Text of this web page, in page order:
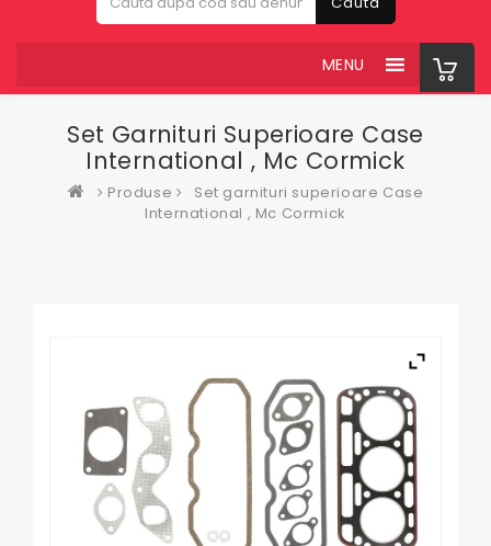
MENU
Set Garnituri Superioare Case
International , Mc Cormick
Produse
Set garnituri superioare Case
International , Mc Cormick